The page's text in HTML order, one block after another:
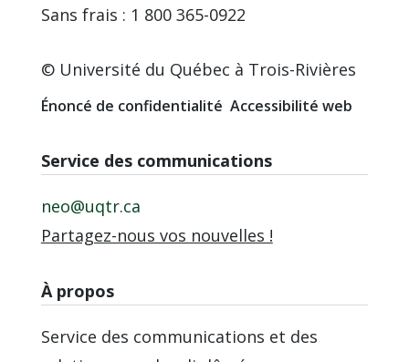
Sans frais : 1 800 365-0922
© Université du Québec à Trois-Rivières
Énoncé de confidentialité Accessibilité web
Service des communications
neo@uqtr.ca
Partagez-nous vos nouvelles !
À propos
Service des communications et des